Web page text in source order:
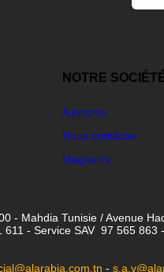
NOTRE
A propos
Nous contacter
Magasins
- Mahdia Tunisie / Avenue
611 - Service SAV 97 565 863
-